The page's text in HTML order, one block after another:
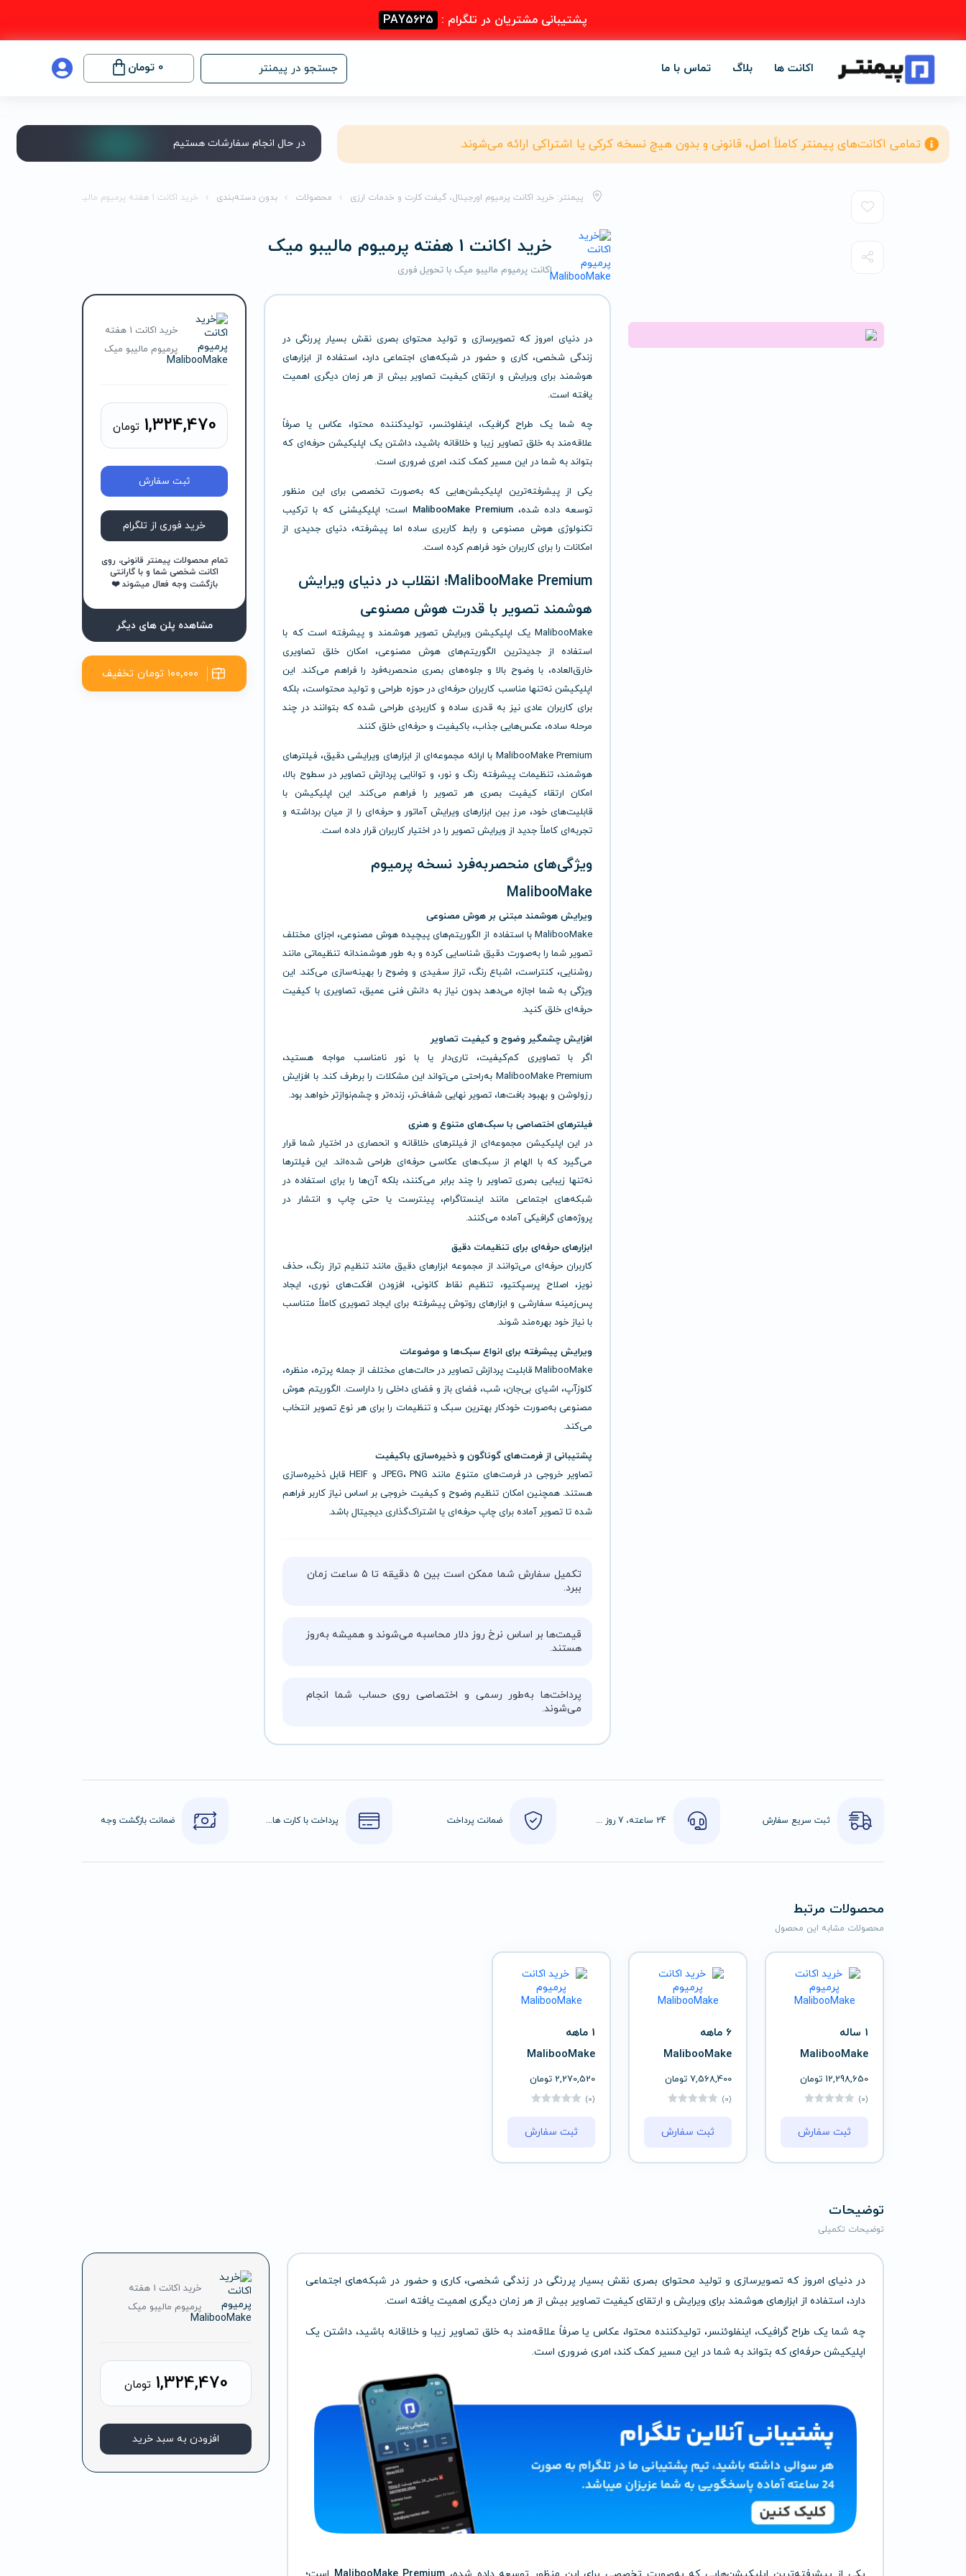
پشتیبانی مشتریان در تلگرام : PAY5625
اکانت ها بلاگ تماس با ما جستجو در پیمنتر 0 تومان
تمامی اکانت‌های پیمنتر کاملاً اصل، قانونی و بدون هیچ نسخه کرکی یا اشتراکی ارائه می‌شوند. در حال انجام سفارشات هستیم
پیمنتر: خرید اکانت پرمیوم اورجینال، گیفت کارت و خدمات ارزی محصولات بدون دسته‌بندی خرید اکانت 1 هفته پرمیوم مالیبو میک
خرید اکانت 1 هفته پرمیوم مالیبو میک
اکانت پرمیوم مالیبو میک با تحویل فوری
در دنیای امروز که تصویرسازی و تولید محتوای بصری نقش بسیار پررنگی در
زندگی شخصی، کاری و حضور در شبکه‌های اجتماعی دارد، استفاده از ابزارهای
هوشمند برای ویرایش و ارتقای کیفیت تصاویر بیش از هر زمان دیگری اهمیت
یافته است.
چه شما یک طراح گرافیک، اینفلوئنسر، تولیدکننده محتوا، عکاس یا صرفاً
علاقه‌مند به خلق تصاویر زیبا و خلاقانه باشید، داشتن یک اپلیکیشن حرفه‌ای که
بتواند به شما در این مسیر کمک کند، امری ضروری است.
یکی از پیشرفته‌ترین اپلیکیشن‌هایی که به‌صورت تخصصی برای این منظور
توسعه داده شده،MalibooMake Premium است؛ اپلیکیشنی که با ترکیب
تکنولوژی هوش مصنوعی و رابط کاربری ساده اما پیشرفته، دنیای جدیدی از
امکانات را برای کاربران خود فراهم کرده است.
MalibooMake Premium؛ انقلاب در دنیای ویرایش
هوشمند تصویر با قدرت هوش مصنوعی
MalibooMake یک اپلیکیشن ویرایش تصویر هوشمند و پیشرفته است که با
استفاده از جدیدترین الگوریتم‌های هوش مصنوعی، امکان خلق تصاویری
خارق‌العاده، با وضوح بالا و جلوه‌های بصری منحصربه‌فرد را فراهم می‌کند. این
اپلیکیشن نه‌تنها مناسب کاربران حرفه‌ای در حوزه طراحی و تولید محتواست، بلکه
برای کاربران عادی نیز به قدری ساده و کاربردی طراحی شده که بتوانند در چند
مرحله ساده، عکس‌هایی جذاب، باکیفیت و حرفه‌ای خلق کنند.
MalibooMake Premium با ارائه مجموعه‌ای از ابزارهای ویرایشی دقیق، فیلترهای
هوشمند، تنظیمات پیشرفته رنگ و نور، و توانایی پردازش تصاویر در سطوح بالا،
امکان ارتقاء کیفیت بصری هر تصویر را فراهم می‌کند. این اپلیکیشن با
قابلیت‌های خود، مرز بین ابزارهای ویرایش آماتور و حرفه‌ای را از میان برداشته و
تجربه‌ای کاملاً جدید از ویرایش تصویر را در اختیار کاربران قرار داده است.
ویژگی‌های منحصربه‌فرد نسخه پرمیوم
MalibooMake
ویرایش هوشمند مبتنی بر هوش مصنوعی
MalibooMake با استفاده از الگوریتم‌های پیچیده هوش مصنوعی، اجزای مختلف
تصویر شما را به‌صورت دقیق شناسایی کرده و به طور هوشمندانه تنظیماتی مانند
روشنایی، کنتراست، اشباع رنگ، تراز سفیدی و وضوح را بهینه‌سازی می‌کند. این
ویژگی به شما اجازه می‌دهد بدون نیاز به دانش فنی عمیق، تصاویری با کیفیت
حرفه‌ای خلق کنید.
افزایش چشمگیر وضوح و کیفیت تصاویر
اگر با تصاویری کم‌کیفیت، تاری‌دار یا با نور نامناسب مواجه هستید،
MalibooMake Premium به‌راحتی می‌تواند این مشکلات را برطرف کند. با افزایش
رزولوشن و بهبود بافت‌ها، تصویر نهایی شفاف‌تر، زنده‌تر و چشم‌نوازتر خواهد بود.
فیلترهای اختصاصی با سبک‌های متنوع و هنری
در این اپلیکیشن مجموعه‌ای از فیلترهای خلاقانه و انحصاری در اختیار شما قرار
می‌گیرد که با الهام از سبک‌های عکاسی حرفه‌ای طراحی شده‌اند. این فیلترها
نه‌تنها زیبایی بصری تصاویر را چند برابر می‌کنند، بلکه آن‌ها را برای استفاده در
شبکه‌های اجتماعی مانند اینستاگرام، پینترست یا حتی چاپ و انتشار در
پروژه‌های گرافیکی آماده می‌کنند.
ابزارهای حرفه‌ای برای تنظیمات دقیق
کاربران حرفه‌ای می‌توانند از مجموعه ابزارهای دقیق مانند تنظیم تراز رنگ، حذف
نویز، اصلاح پرسپکتیو، تنظیم نقاط کانونی، افزودن افکت‌های نوری، ایجاد
پس‌زمینه سفارشی و ابزارهای روتوش پیشرفته برای ایجاد تصویری کاملاً متناسب
با نیاز خود بهره‌مند شوند.
ویرایش پیشرفته برای انواع سبک‌ها و موضوعات
MalibooMake قابلیت پردازش تصاویر در حالت‌های مختلف از جمله پرتره، منظره،
کلوزآپ، اشیای بی‌جان، شب، فضای باز و فضای داخلی را داراست. الگوریتم هوش
مصنوعی به‌صورت خودکار بهترین سبک و تنظیمات را برای هر نوع تصویر انتخاب
می‌کند.
پشتیبانی از فرمت‌های گوناگون و ذخیره‌سازی باکیفیت
تصاویر خروجی در فرمت‌های متنوع مانند JPEG، PNG و HEIF قابل ذخیره‌سازی
هستند. همچنین امکان تنظیم وضوح و کیفیت خروجی بر اساس نیاز کاربر فراهم
شده تا تصویر آماده برای چاپ حرفه‌ای یا اشتراک‌گذاری دیجیتال باشد.
تکمیل سفارش شما ممکن است بین ۵ دقیقه تا ۵ ساعت زمان
ببرد.
قیمت‌ها بر اساس نرخ روز دلار محاسبه می‌شوند و همیشه به‌روز
هستند.
پرداخت‌ها به‌طور رسمی و اختصاصی روی حساب شما انجام
می‌شوند.
خرید اکانت 1 هفته
پرمیوم مالیبو میک
1,324,470 تومان
ثبت سفارش
خرید فوری از تلگرام
تمام محصولات پیمنتر قانونی، روی
اکانت شخصی شما و با گارانتی
بازگشت وجه فعال میشوند ❤️
مشاهده پلن های دیگر
۱۰۰٬۰۰۰ تومان تخفیف
ثبت سریع سفارش 24 ساعته، 7 روز هفته ضمانت پرداخت پرداخت با کارت های عضو شتاب ضمانت بازگشت وجه
محصولات مرتبط
محصولات مشابه این محصول
1 ساله
MalibooMake
12,298,650 تومان
(0)
ثبت سفارش
6 ماهه
MalibooMake
7,568,400 تومان
(0)
ثبت سفارش
1 ماهه
MalibooMake
2,270,520 تومان
(0)
ثبت سفارش
توضیحات
توضیحات تکمیلی
در دنیای امروز که تصویرسازی و تولید محتوای بصری نقش بسیار پررنگی در زندگی شخصی، کاری و حضور در شبکه‌های اجتماعی
دارد، استفاده از ابزارهای هوشمند برای ویرایش و ارتقای کیفیت تصاویر بیش از هر زمان دیگری اهمیت یافته است.
چه شما یک طراح گرافیک، اینفلوئنسر، تولیدکننده محتوا، عکاس یا صرفاً علاقه‌مند به خلق تصاویر زیبا و خلاقانه باشید، داشتن یک
اپلیکیشن حرفه‌ای که بتواند به شما در این مسیر کمک کند، امری ضروری است.
خرید اکانت 1 هفته
پرمیوم مالیبو میک
1,324,470 تومان
افزودن به سبد خرید